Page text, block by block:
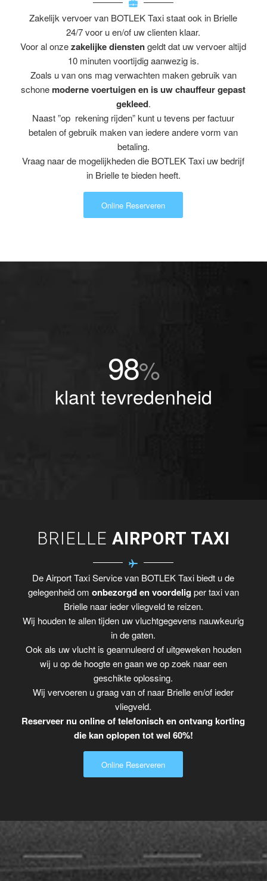
Zakelijk vervoer van BOTLEK Taxi staat ook in Brielle
24/7 voor u en/of uw clienten klaar.
Voor al onzezakelijke dienstengeldt dat uw vervoer altijd
10 minuten voortijdig aanwezig is.
Zoals u van ons mag verwachten maken gebruik van
schone moderne voertuigen en is uw chauffeur gepast
gekleed.
Naast ”op rekening rijden” kunt u tevens per factuur
betalen of gebruik maken van iedere andere vorm van
betaling.
Vraag naar de mogelijkheden die BOTLEK Taxi uw bedrijf
in Brielle te bieden heeft.
Online Reserveren
98%
klant tevredenheid
BRIELLE AIRPORT TAXI
De Airport Taxi Service van BOTLEK Taxi biedt u de
gelegenheid om onbezorgd en voordelig per taxi van
Brielle naar ieder vliegveld te reizen.
Wij houden te allen tijden uw vluchtgegevens nauwkeurig
in de gaten.
Ook als uw vlucht is geannuleerd of uitgeweken houden
wij u op de hoogte en gaan we op zoek naar een
geschikte oplossing.
Wij vervoeren u graag van of naar Brielle en/of ieder
vliegveld.
Reserveer nu online of telefonisch en ontvang korting
die kan oplopen tot wel 60%!
Online Reserveren